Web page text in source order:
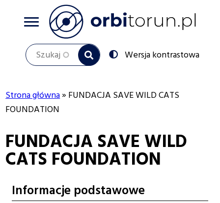
Szukaj
Przełącz
na:
Wersja kontrastowa
Ścieżka
nawigacyjna
Strona główna
FUNDACJA SAVE WILD CATS
FOUNDATION
FUNDACJA SAVE WILD
CATS FOUNDATION
Informacje podstawowe